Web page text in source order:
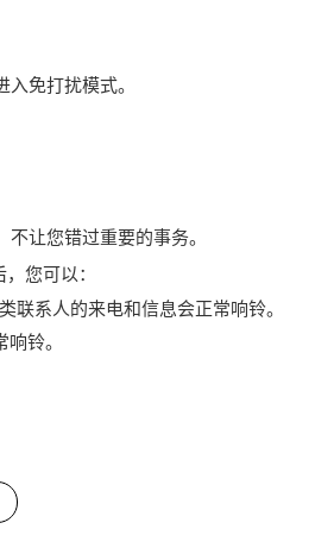
免打扰模式。
让您错过重要的事务。
您可以：
联系人的来电和信息会正常响铃。
铃。